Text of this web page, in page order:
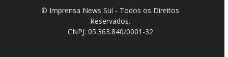
Reservados.
CNPJ: 05.363.840/0001-32